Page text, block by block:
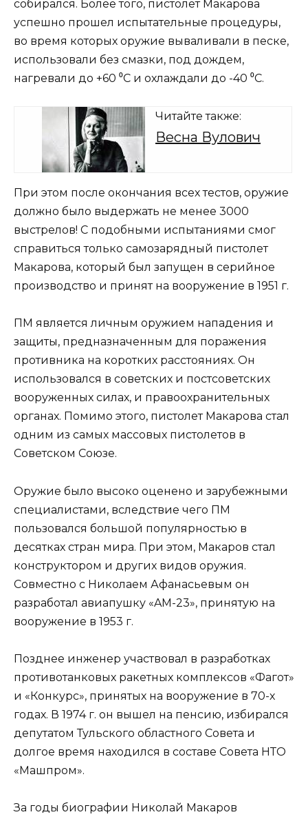
собирался. Более того, пистолет Макарова
успешно прошел испытательные процедуры,
во время которых оружие вываливали в песке,
использовали без смазки, под дождем,
нагревали до +60 ⁰С и охлаждали до -40 ⁰С.
Читайте также:
Весна Вулович
При этом после окончания всех тестов, оружие
должно было выдержать не менее 3000
выстрелов! С подобными испытаниями смог
справиться только самозарядный пистолет
Макарова, который был запущен в серийное
производство и принят на вооружение в 1951 г.
ПМ является личным оружием нападения и
защиты, предназначенным для поражения
противника на коротких расстояниях. Он
использовался в советских и постсоветских
вооруженных силах, и правоохранительных
органах. Помимо этого, пистолет Макарова стал
одним из самых массовых пистолетов в
Советском Союзе.
Оружие было высоко оценено и зарубежными
специалистами, вследствие чего ПМ
пользовался большой популярностью в
десятках стран мира. При этом, Макаров стал
конструктором и других видов оружия.
Совместно с Николаем Афанасьевым он
разработал авиапушку «AM-23», принятую на
вооружение в 1953 г.
Позднее инженер участвовал в разработках
противотанковых ракетных комплексов «Фагот»
и «Конкурс», принятых на вооружение в 70-х
годах. В 1974 г. он вышел на пенсию, избирался
депутатом Тульского областного Совета и
долгое время находился в составе Совета НТО
«Машпром».
За годы биографии Николай Макаров